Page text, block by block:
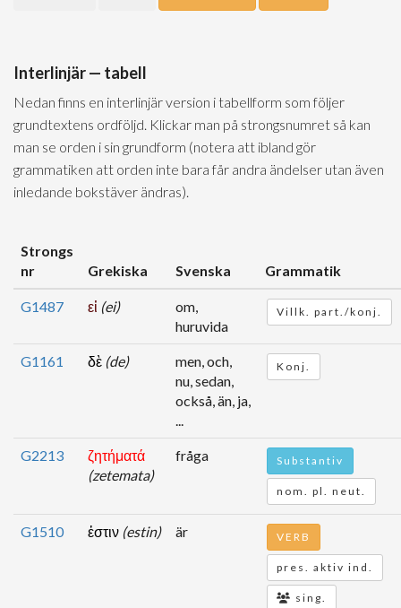
Interlinjär — tabell
Nedan finns en interlinjär version i tabellform som följer
grundtextens ordföljd. Klickar man på strongsnumret så kan
man se orden i sin grundform (notera att ibland gör
grammatiken att orden inte bara får andra ändelser utan även
inledande bokstäver ändras).
Strongs
nr
Grekiska Svenska Grammatik
G1487 εἰ (ei)
om,
huruvida
Villk. part./konj.
G1161 δὲ (de)
men, och,
nu, sedan,
också, än, ja,
...
Konj.
G2213
ζητήματά
(zetemata)
fråga Substantiv
nom. pl. neut.
G1510 ἐστιν (estin) är VERB
pres. aktiv ind.
sing.